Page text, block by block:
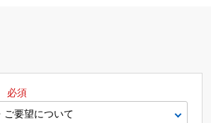
必須